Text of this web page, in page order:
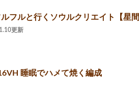
ルフルと行くソウルクリエイト【星
更新
睡眠でハメて焼く編成